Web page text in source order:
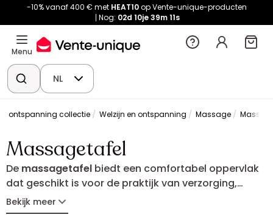
-10% vanaf 400 € met HEAT10op Vente-unique-producten
Nog: 02d 10je 39m 10s
Menu
NL
ontspanning collectie Welzijn en ontspanning Massage
Massagetafel
De massagetafel biedt een comfortabel oppervlak
dat geschikt is voor de praktijk van verzorging,
welzijn of fysiek herstel. Stabiel en praktisch voldoet
ze zowel aan de behoeften van professionals als
Bekijk meer